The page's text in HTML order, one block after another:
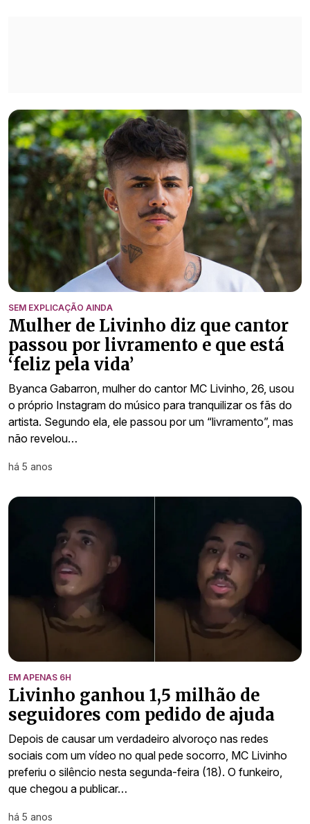
SEM EXPLICAÇÃO AINDA
Mulher de Livinho diz que cantor
passou por livramento e que está
‘feliz pela vida’
Byanca Gabarron, mulher do cantor MC Livinho, 26, usou
o próprio Instagram do músico para tranquilizar os fãs do
artista. Segundo ela, ele passou por um “livramento”, mas
não revelou…
há 5 anos
EM APENAS 6H
Livinho ganhou 1,5 milhão de
seguidores com pedido de ajuda
Depois de causar um verdadeiro alvoroço nas redes
sociais com um vídeo no qual pede socorro, MC Livinho
preferiu o silêncio nesta segunda-feira (18). O funkeiro,
que chegou a publicar…
há 5 anos